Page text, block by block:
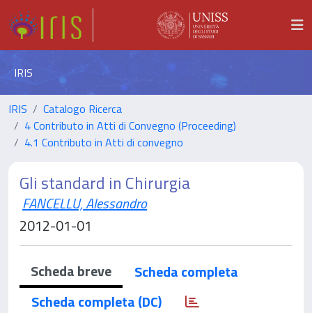
IRIS
IRIS
Catalogo Ricerca
4 Contributo in Atti di Convegno (Proceeding)
4.1 Contributo in Atti di convegno
Gli standard in Chirurgia
FANCELLU, Alessandro
2012-01-01
Scheda breve
Scheda completa
Scheda completa (DC)